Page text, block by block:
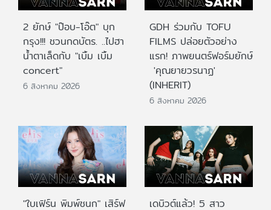
2 ยักษ์ "ป๊อบ-โอ๊ต" บุก
กรุง!!! ชวนกดบัตร. ..ไปฮา
น้ำตาเล็ดกับ "เบิ้ม เบิ้ม
concert"
6 สิงหาคม 2026
GDH ร่วมกับ TOFU
FILMS ปล่อยตัวอย่าง
แรก! ภาพยนตร์ฟอร์มยักษ์
'คุณยายวรนาฏ'
(INHERIT)
6 สิงหาคม 2026
"ใบเฟิร์น พิมพ์ชนก" เสิร์ฟ
เดบิวต์แล้ว! 5 สาว